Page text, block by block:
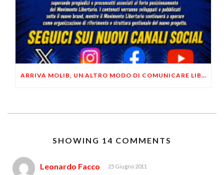
ARRIVA MOLIB, UN ALTRO MODO DI COMUNICARE LIBERTARIO
SHOWING 14 COMMENTS
Leonardo Facco 25 Giugno 2011